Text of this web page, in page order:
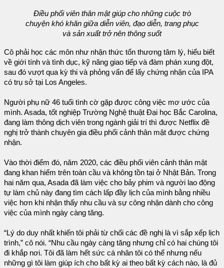
Điều phối viên thân mật giúp cho những cuộc trò
chuyện khó khăn giữa diễn viên, đạo diễn, trang phục
và sản xuất trở nên thông suốt
Cô phải học các môn như nhận thức tổn thương tâm lý, hiểu biết
về giới tính và tình dục, kỹ năng giao tiếp và đàm phán xung đột,
sau đó vượt qua kỳ thi và phỏng vấn để lấy chứng nhận của IPA
có trụ sở tại Los Angeles.
Người phụ nữ 46 tuổi tình cờ gặp được công việc mơ ước của
mình. Asada, tốt nghiệp Trường Nghệ thuật Đại học Bắc Carolina,
đang làm thông dịch viên trong ngành giải trí thì được Netflix đề
nghị trở thành chuyên gia điều phối cảnh thân mật được chứng
nhận.
Vào thời điểm đó, năm 2020, các điều phối viên cảnh thân mật
đang khan hiếm trên toàn cầu và không tồn tại ở Nhật Bản. Trong
hai năm qua, Asada đã làm việc cho bảy phim và người lao động
tự làm chủ này đang tìm cách lấp đầy lịch của mình bằng nhiều
việc hơn khi nhận thấy nhu cầu và sự công nhận dành cho công
việc của mình ngày càng tăng.
“Lý do duy nhất khiến tôi phải từ chối các đề nghị là vì sắp xếp lịch
trình,” cô nói. “Nhu cầu ngày càng tăng nhưng chỉ có hai chúng tôi
đi khắp nơi. Tôi đã làm hết sức cá nhân tôi có thể nhưng nếu
những gì tôi làm giúp ích cho bất kỳ ai theo bất kỳ cách nào, là đủ